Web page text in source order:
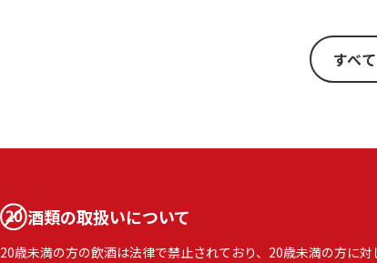
すべ
酒類の取扱いについて
20歳未満の方の飲酒は法律で禁止されており、20歳未満の方に対